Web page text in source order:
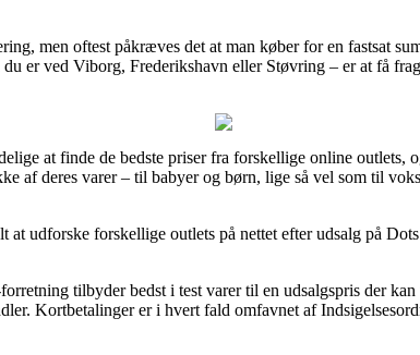
men oftest påkræves det at man køber for en fastsat
er ved Viborg, Frederikshavn eller Støvring – er at få
at finde de bedste priser fra forskellige online outlets,
af deres varer – til babyer og børn, lige så vel som til
udforske forskellige outlets på nettet efter udsalg på
tilbyder bedst i test varer til en udsalgspris der
Kortbetalinger er i hvert fald omfavnet af